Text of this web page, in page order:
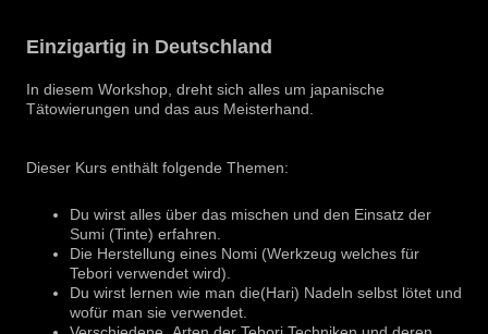
Einzigartig in Deutschland
In diesem Workshop, dreht sich alles um japanische
Tätowierungen und das aus Meisterhand.
Dieser Kurs enthält folgende Themen:
Du wirst alles über das mischen und den Einsatz der
Sumi (Tinte) erfahren.
Die Herstellung eines Nomi (Werkzeug welches für
Tebori verwendet wird).
Du wirst lernen wie man die(Hari) Nadeln selbst lötet und
wofür man sie verwendet.